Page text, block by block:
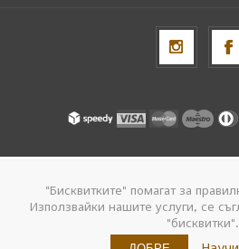
Авторски права © 2026 AxentBox.
Powered by
Създадено от
"Бисквитките" помагат за
Използвайки нашите услуги, се
"бисквитки".